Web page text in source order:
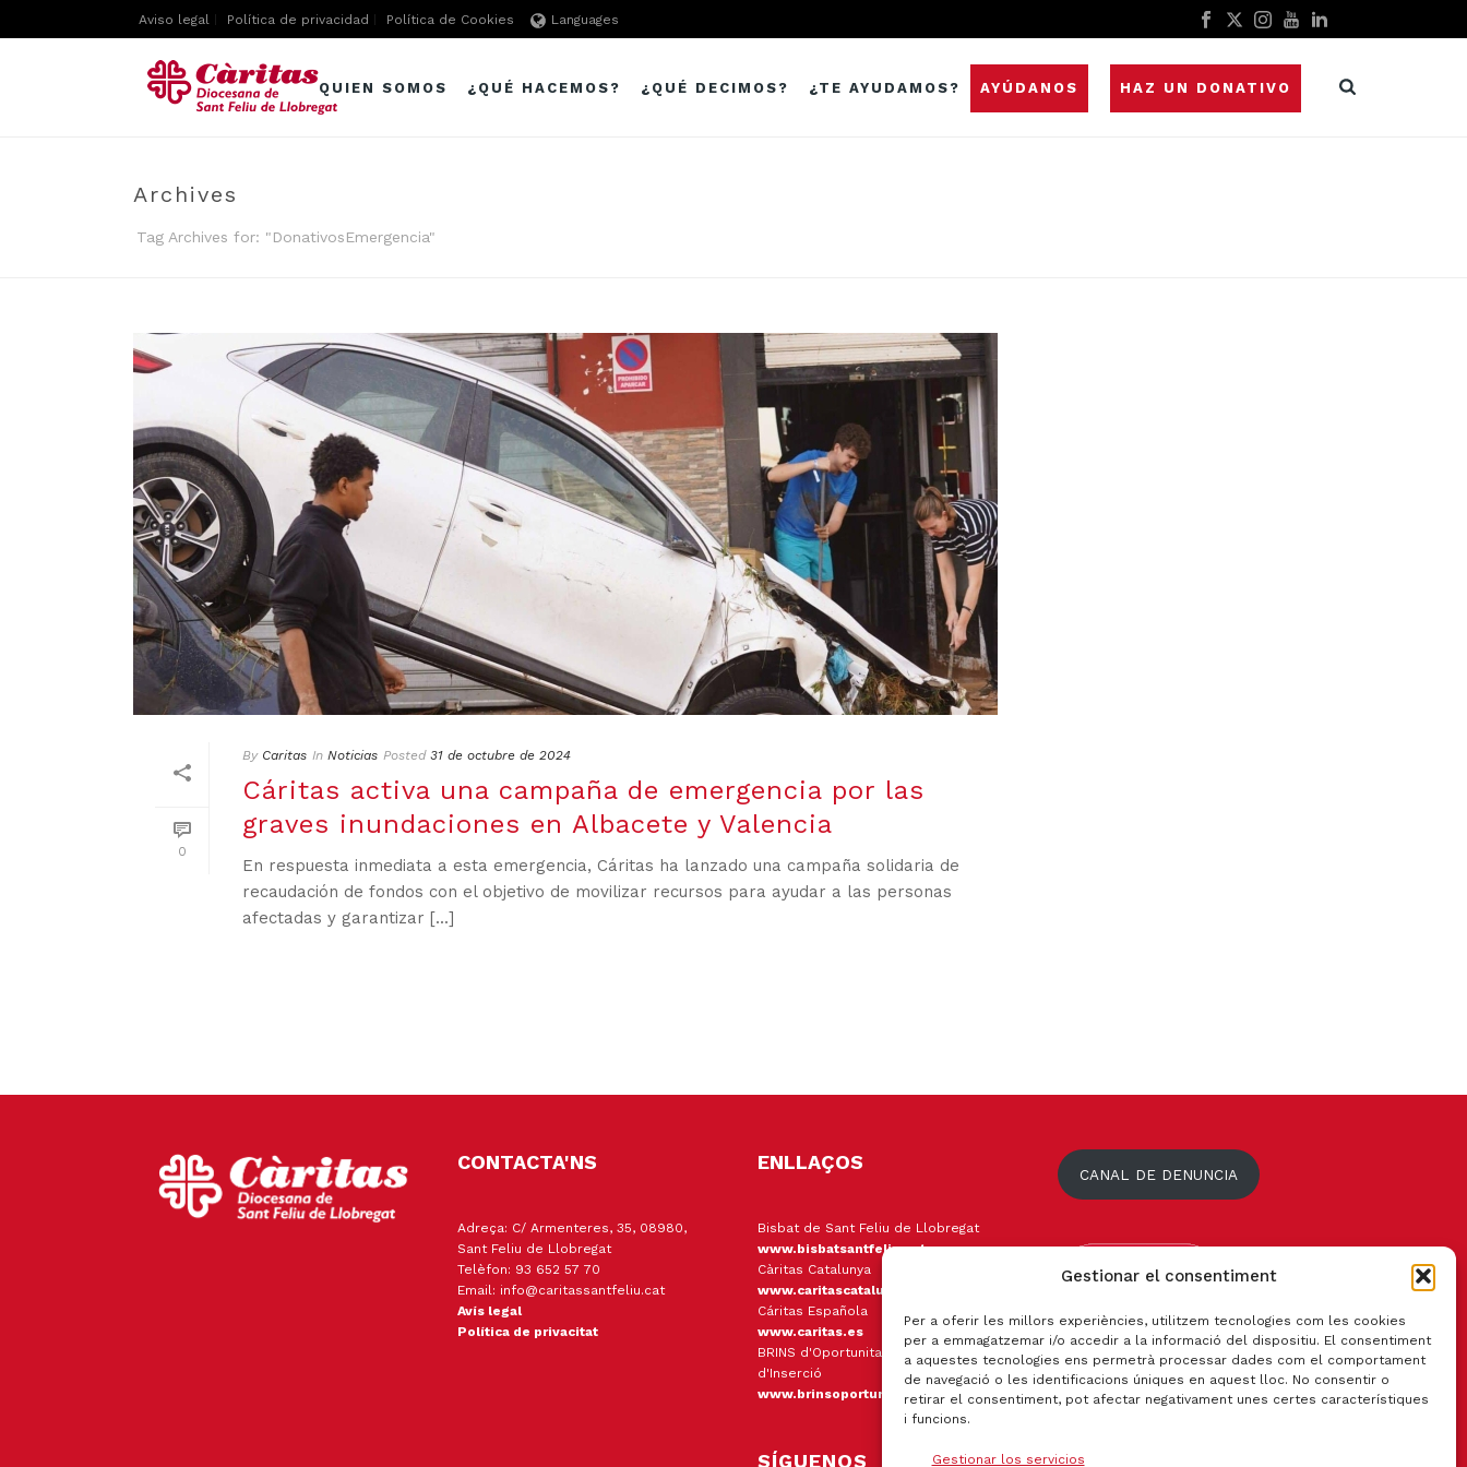
Gestionar el consentiment
Per a oferir les millors experiències, utilitzem tecnologies com les cookies
per a emmagatzemar i/o accedir a la informació del dispositiu. El consentiment
a aquestes tecnologies ens permetrà processar dades com el comportament
de navegació o les identificacions úniques en aquest lloc. No consentir o
retirar el consentiment, pot afectar negativament unes certes característiques
i funcions.
Gestionar los servicios
Aviso legal Política de privacidad Política de Cookies Languages
QUIEN SOMOS ¿QUÉ HACEMOS? ¿QUÉ DECIMOS? ¿TE AYUDAMOS? AYÚDANOS HAZ UN DONATIVO
Archives
Tag Archives for: "DonativosEmergencia"
0
By Caritas In Noticias Posted 31 de octubre de 2024
Cáritas activa una campaña de emergencia por las
graves inundaciones en Albacete y Valencia
En respuesta inmediata a esta emergencia, Cáritas ha lanzado una campaña solidaria de
recaudación de fondos con el objetivo de movilizar recursos para ayudar a las personas
afectadas y garantizar [...]
CONTACTA'NS
Adreça: C/ Armenteres, 35, 08980,
Sant Feliu de Llobregat
Telèfon: 93 652 57 70
Email: info@caritassantfeliu.cat
Avís legal
Política de privacitat
ENLLAÇOS
Bisbat de Sant Feliu de Llobregat
www.bisbatsantfeliu.cat
Càritas Catalunya
www.caritascatalunya.cat
Cáritas Española
www.caritas.es
BRINS d'Oportunitats Empresa
d'Inserció
www.brinsoportunitats.cat
SÍGUENOS
CANAL DE DENUNCIA